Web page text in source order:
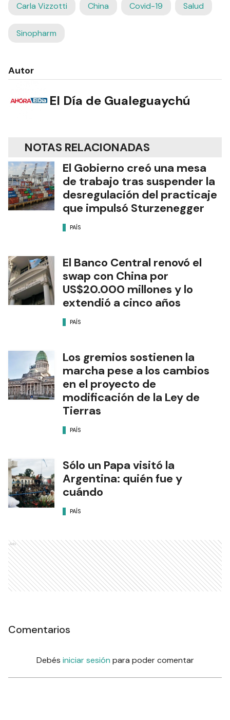
Carla Vizzotti China Covid-19 Salud
Sinopharm
Autor
El Día de Gualeguaychú
NOTAS RELACIONADAS
El Gobierno creó una mesa
de trabajo tras suspender la
desregulación del practicaje
que impulsó Sturzenegger
PAÍS
El Banco Central renovó el
swap con China por
US$20.000 millones y lo
extendió a cinco años
PAÍS
Los gremios sostienen la
marcha pese a los cambios
en el proyecto de
modificación de la Ley de
Tierras
PAÍS
Sólo un Papa visitó la
Argentina: quién fue y
cuándo
PAÍS
Ads
Comentarios
Debés iniciar sesión para poder comentar